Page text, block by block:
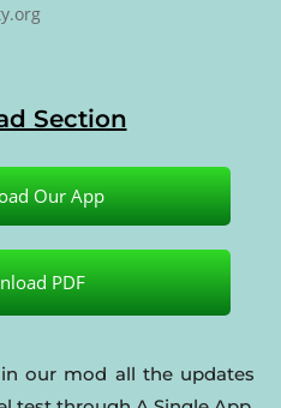
Section
Our App
PDF
our mod all the updates